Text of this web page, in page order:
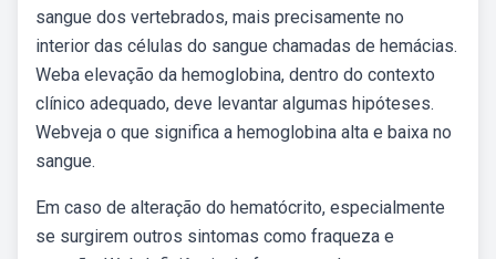
sangue dos vertebrados, mais precisamente no
interior das células do sangue chamadas de hemácias.
Weba elevação da hemoglobina, dentro do contexto
clínico adequado, deve levantar algumas hipóteses.
Webveja o que significa a hemoglobina alta e baixa no
sangue.
Em caso de alteração do hematócrito, especialmente
se surgirem outros sintomas como fraqueza e